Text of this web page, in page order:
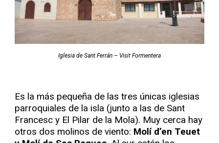
Iglesia de Sant Ferrán – Visit Formentera
Es la más pequeña de las tres únicas iglesias
parroquiales de la isla (junto a las de Sant
Francesc y El Pilar de la Mola). Muy cerca hay
otros dos molinos de viento: Molí d’en Teuet